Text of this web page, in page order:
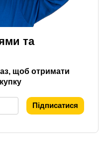
та
щоб отримати
Підписатися